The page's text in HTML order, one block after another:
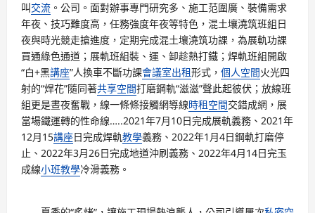
叫交流 。公司。面對辦事專門研究多、施工范圍廣、裝備需求
年夜、技巧難度高，任務強度年夜等特色，混土壤澆筑班組日
夜與時光競走搶進度，定期完成混土壤澆筑功課，為展軌功課
買通綠色通道；展軌班組裝、運、卸趁熱打鐵；焊軌班組開啟
“白+黑講座”人換車不斷功課會議室出租形式， 個人空間火光四
射的“焊花”隨同著共享空間打磨鋼軌“滋滋”聲此起彼伏；放線班
組更是晝夜奮戰，線一條條接觸網導線時租空間交錯成網，展
當場鐵運轉的性命線…..2021年7月10日完成展軌義務、2021年
12月15講座日完成焊軌教學義務、2022年1月4日鋼軌打磨停
止、2022年3月26日完成地道沖刷義務、2022年4月14日完玉
成線小班教學冷滑義務。